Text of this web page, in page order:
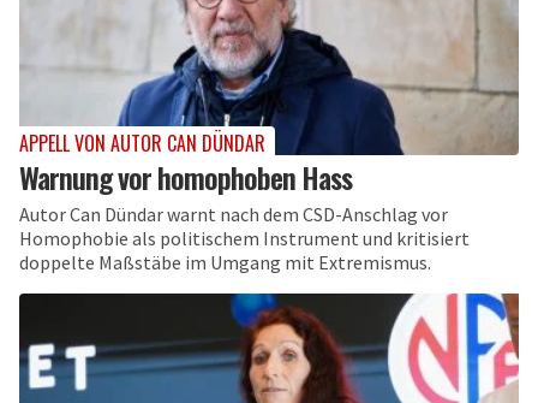
APPELL VON AUTOR CAN DÜNDAR
Warnung vor homophoben Hass
Autor Can Dündar warnt nach dem CSD-Anschlag vor
Homophobie als politischem Instrument und kritisiert
doppelte Maßstäbe im Umgang mit Extremismus.